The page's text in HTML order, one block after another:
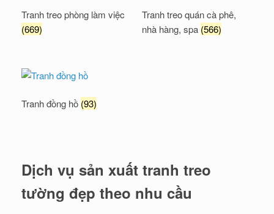
Tranh treo phòng làm việc
(669)
Tranh treo quán cà phê,
nhà hàng, spa (566)
Tranh đồng hồ (93)
Dịch vụ sản xuất tranh treo
tường đẹp theo nhu cầu